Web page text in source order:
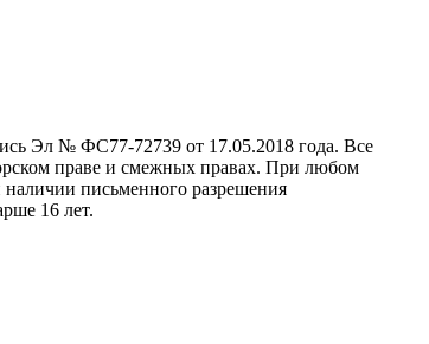
Эл № ФС77-72739 от 17.05.2018 года. Все
праве и смежных правах. При любом
наличии письменного разрешения
16 лет.